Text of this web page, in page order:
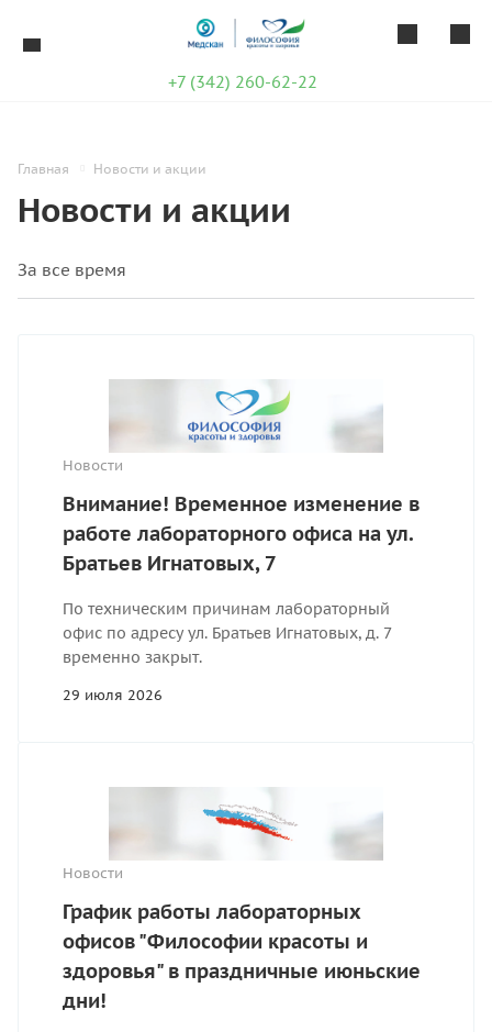
+7 (342) 260-62-22
Главная Новости и акции
Новости и акции
Новости
Внимание! Временное изменение в
работе лабораторного офиса на ул.
Братьев Игнатовых, 7
По техническим причинам лабораторный
офис по адресу ул. Братьев Игнатовых, д. 7
временно закрыт.
29 июля 2026
Новости
График работы лабораторных
офисов "Философии красоты и
здоровья" в праздничные июньские
дни!